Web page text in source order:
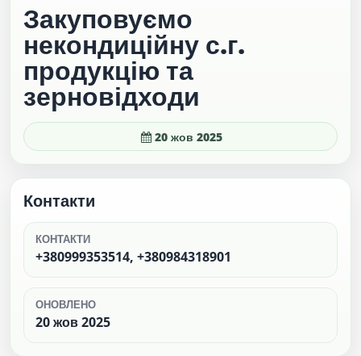
Закуповуємо
некондиційну с.г.
продукцію та
зерновідходи
20 жов 2025
Контакти
КОНТАКТИ
+380999353514, +380984318901
ОНОВЛЕНО
20 жов 2025